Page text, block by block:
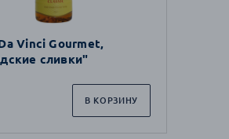
Vinci Gourmet,
сливки"
В КОРЗИНУ